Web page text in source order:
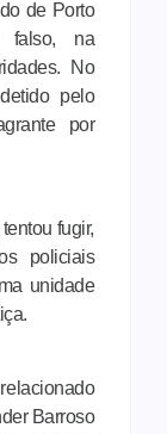
de Porto
falso, na
No
pelo
por
fugir,
policiais
unidade
Barroso